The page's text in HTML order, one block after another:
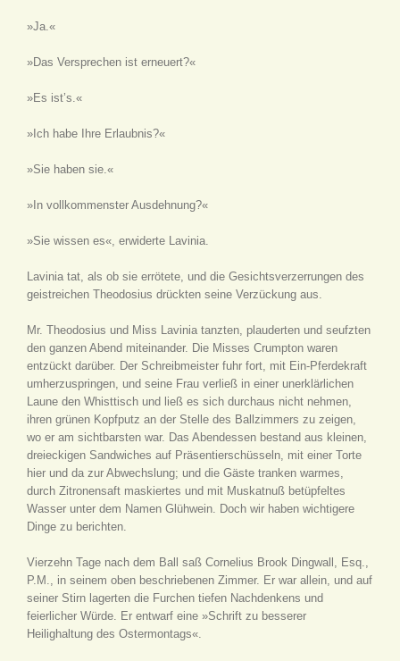
»Ja.«
»Das Versprechen ist erneuert?«
»Es ist’s.«
»Ich habe Ihre Erlaubnis?«
»Sie haben sie.«
»In vollkommenster Ausdehnung?«
»Sie wissen es«, erwiderte Lavinia.
Lavinia tat, als ob sie errötete, und die Gesichtsverzerrungen des
geistreichen Theodosius drückten seine Verzückung aus.
Mr. Theodosius und Miss Lavinia tanzten, plauderten und seufzten
den ganzen Abend miteinander. Die Misses Crumpton waren
entzückt darüber. Der Schreibmeister fuhr fort, mit Ein-Pferdekraft
umherzuspringen, und seine Frau verließ in einer unerklärlichen
Laune den Whisttisch und ließ es sich durchaus nicht nehmen,
ihren grünen Kopfputz an der Stelle des Ballzimmers zu zeigen,
wo er am sichtbarsten war. Das Abendessen bestand aus kleinen,
dreieckigen Sandwiches auf Präsentierschüsseln, mit einer Torte
hier und da zur Abwechslung; und die Gäste tranken warmes,
durch Zitronensaft maskiertes und mit Muskatnuß betüpfeltes
Wasser unter dem Namen Glühwein. Doch wir haben wichtigere
Dinge zu berichten.
Vierzehn Tage nach dem Ball saß Cornelius Brook Dingwall, Esq.,
P.M., in seinem oben beschriebenen Zimmer. Er war allein, und auf
seiner Stirn lagerten die Furchen tiefen Nachdenkens und
feierlicher Würde. Er entwarf eine »Schrift zu besserer
Heilighaltung des Ostermontags«.